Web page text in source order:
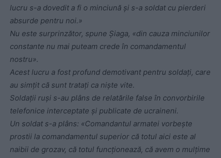
lucru s-a dovedit a fi o minciună și s-a soldat cu pierderi
absurde pentru noi.»
Nu este surprinzător, spune Șiaga, «din cauza minciunilor
constante nu mai puteam crede în comandamentul
nostru».
Acest lucru a fost profund demotivant pentru soldați, care
au simțit că sunt tratați ca niște vite.
Soldații ruși s-au plâns de relatările false în convorbirile
telefonice interceptate și publicate de ucraineni.
Un soldat s-a plâns: «Comandantul armatei vorbește
prostii la comandamentul superior că totul aici este al
naibii de grozav, că totul funcționează, că avem o mulțime